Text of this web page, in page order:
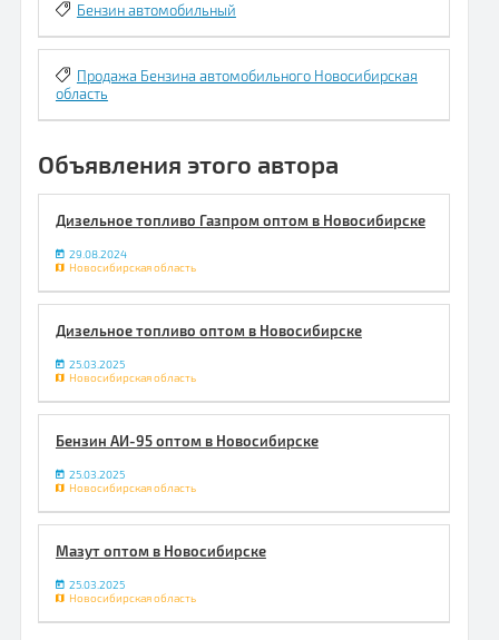
Бензин автомобильный
Продажа Бензина автомобильного Новосибирская
область
Объявления этого автора
Дизельное топливо Газпром оптом в Новосибирске
29.08.2024
Новосибирская область
Дизельное топливо оптом в Новосибирске
25.03.2025
Новосибирская область
Бензин АИ-95 оптом в Новосибирске
25.03.2025
Новосибирская область
Мазут оптом в Новосибирске
25.03.2025
Новосибирская область